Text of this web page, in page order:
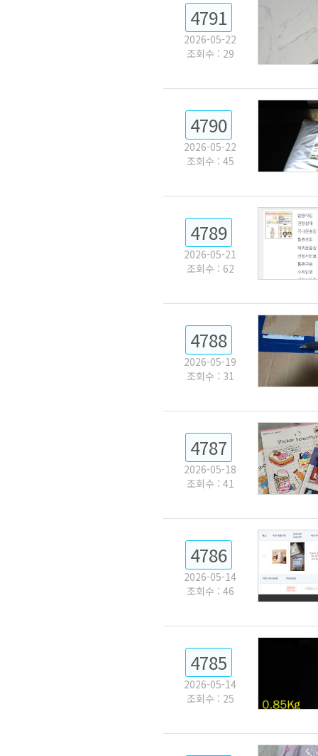
4791
2026-05-22
조회수 : 29
4790
2026-05-22
조회수 : 45
4789
2026-05-21
조회수 : 62
4788
2026-05-19
조회수 : 31
4787
2026-05-18
조회수 : 41
4786
2026-05-14
조회수 : 46
4785
2026-05-14
조회수 : 25